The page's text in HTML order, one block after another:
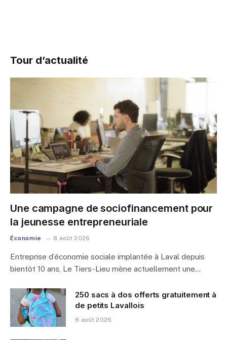
Tour d’actualité
Une campagne de sociofinancement pour
la jeunesse entrepreneuriale
Économie 8 août 2026
Entreprise d’économie sociale implantée à Laval depuis
bientôt 10 ans, Le Tiers-Lieu mène actuellement une…
250 sacs à dos offerts gratuitement à
de petits Lavallois
8 août 2026